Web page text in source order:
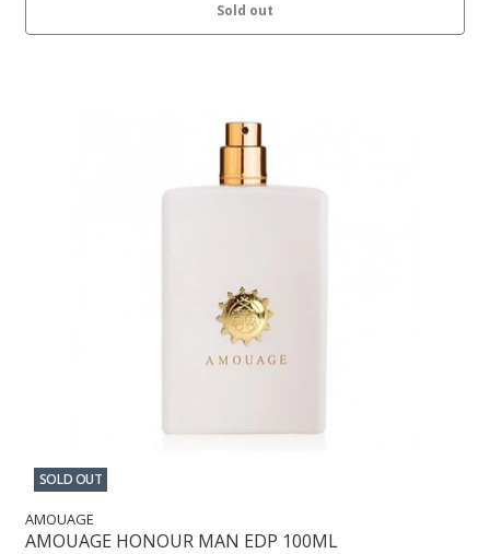
Sold out
SOLD OUT
AMOUAGE
AMOUAGE HONOUR MAN EDP 100ML